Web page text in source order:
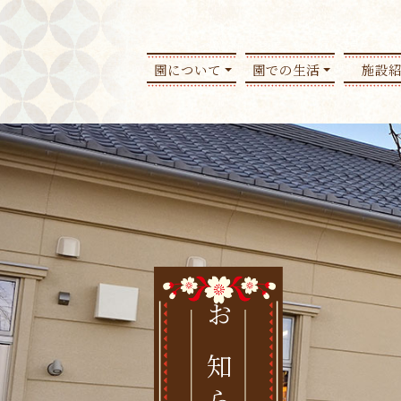
園について 園での生活 施設